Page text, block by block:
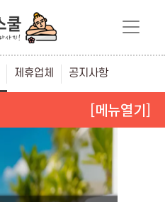
제휴업체 공지사항
[메뉴열기]